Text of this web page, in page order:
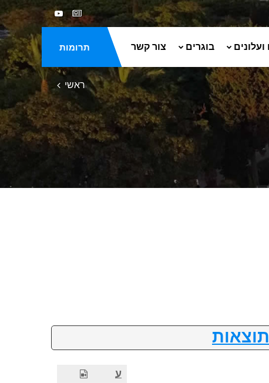
תרומות בוגרים צור קשר
ראשי
ע